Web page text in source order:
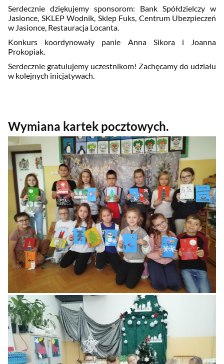
Serdecznie dziękujemy sponsorom: Bank Spółdzielczy w
Jasionce, SKLEP Wodnik, Sklep Fuks, Centrum Ubezpieczeń
w Jasionce, Restauracja Locanta.
Konkurs koordynowały panie Anna Sikora i Joanna
Prokopiak.
Serdecznie gratulujemy uczestnikom! Zachęcamy do udziału
w kolejnych inicjatywach.
Wymiana kartek pocztowych.